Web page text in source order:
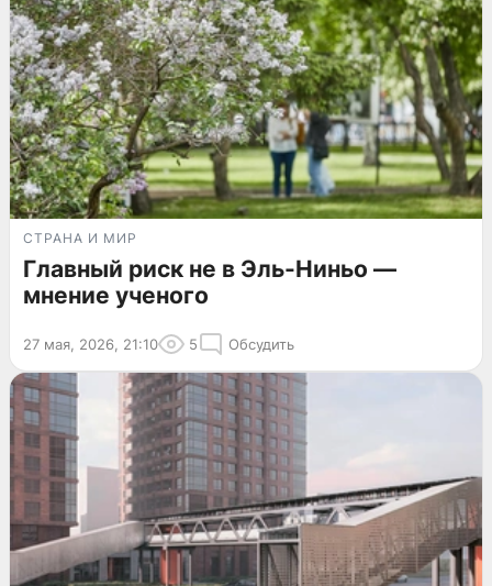
СТРАНА И МИР
Главный риск не в Эль-Ниньо —
мнение ученого
27 мая, 2026, 21:10 5 Обсудить